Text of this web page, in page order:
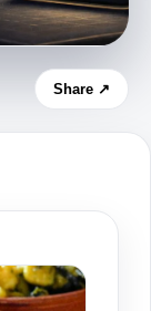
Share ↗